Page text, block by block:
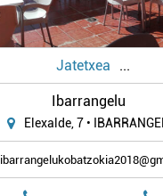
Jatetxea ...
Ibarrangelu
Elexalde, 7 •